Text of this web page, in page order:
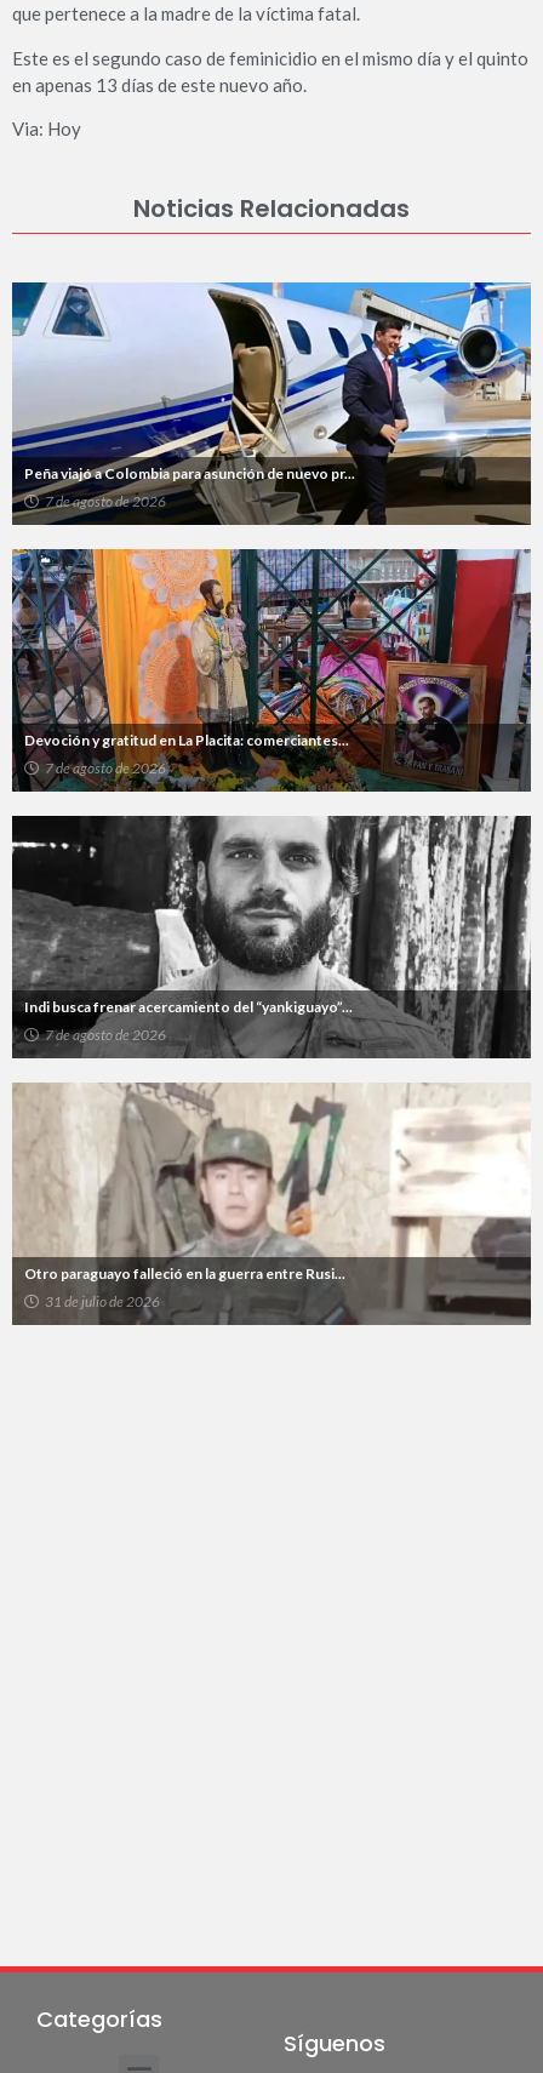
que pertenece a la madre de la víctima fatal.
Este es el segundo caso de feminicidio en el mismo día y el quinto
en apenas 13 días de este nuevo año.
Via: Hoy
Noticias Relacionadas
Peña viajó a Colombia para asunción de nuevo pr...
7 de agosto de 2026
Devoción y gratitud en La Placita: comerciantes...
7 de agosto de 2026
Indi busca frenar acercamiento del “yankiguayo”...
7 de agosto de 2026
Otro paraguayo falleció en la guerra entre Rusi...
31 de julio de 2026
Categorías
Síguenos